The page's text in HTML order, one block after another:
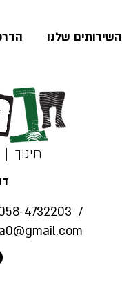
השירותים שלנו
חינוך
4732203 /